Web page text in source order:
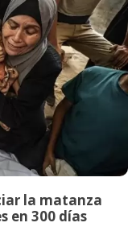
la matanza
en 300 días